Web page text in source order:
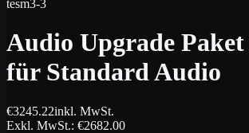
tesm3-3
Audio Upgrade Paket
für Standard Audio
€3245.22inkl. MwSt.
Exkl. MwSt.: €2682.00